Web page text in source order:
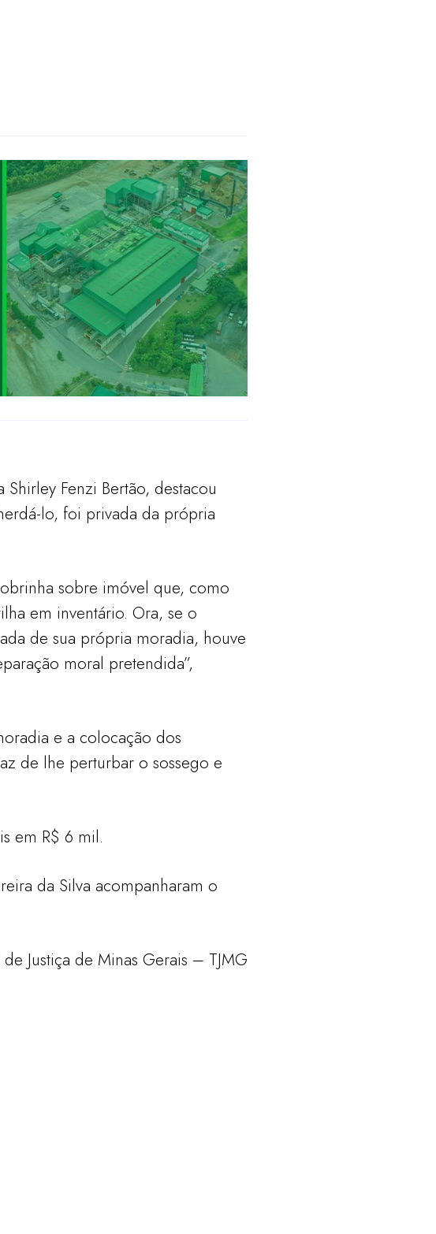
Fenzi Bertão, destacou
lo, foi privada da própria
sobre imóvel que, como
em inventário. Ora, se o
de sua própria moradia, houve
moral pretendida”,
e a colocação dos
de lhe perturbar o sossego e
em R$ 6 mil.
da Silva acompanharam o
Justiça de Minas Gerais – TJMG